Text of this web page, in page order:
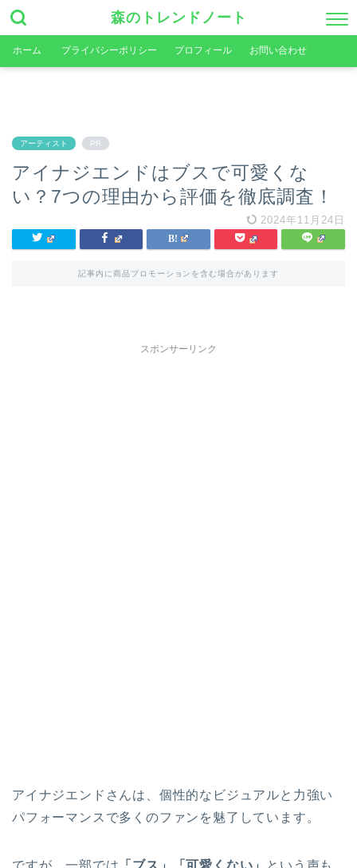
森のトレンドノート
ホーム プライバシーポリシー プロフィール お問い合わせ
アーティスト PR
アイナジエンドはブスで可愛くな
い？7つの理由から評価を徹底調査！
2024年11月24日
記事内に商品プロモーションを含む場合があります
スポンサーリンク
アイナジエンドさんは、個性的なビジュアルと力強い
パフォーマンスで多くのファンを魅了しています。
ですが、一部では 「ブス」「可愛くない」
という声も